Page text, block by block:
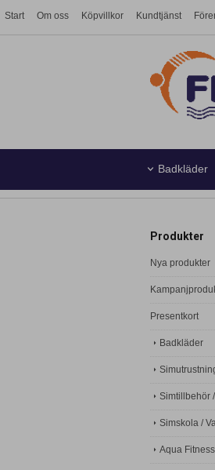
Start Om oss Köpvillkor Kundtjänst
Badkläder
Produkter
Nya produkter
Presentkort
Badkläder
Simtillbehör
Simskola /
Aqua